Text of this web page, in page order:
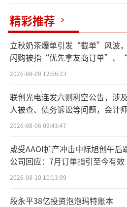
据了解，全球已获批
期被GSK、辉瑞等国际药
品MKK100带状疱疹疫苗有
新型佐剂获批上市的国产
胞病毒RSV疫苗MKK900
段，有望成为首个获批上
公司3款新型佐剂产品被纳
库，为国内被纳入品种最
不过，从公司透露的
时点来看，迈科康带状孢
营收放量还需假以时日。
精彩推荐
立秋奶茶爆单引发“截单”风波
闪购被指“优先拿友商订单”、
贵的拿”
2026-08-09 12:56:23
联创光电连发六则利空公告，涉
人被查、债务诉讼等问题，会计
所曾出具“保留意见”
2026-08-06 09:43:47
或受AAOI扩产冲击中际旭创午后
公司回应：7月订单指引至今有效
2026-08-10 10:13:09
段永平38亿投资泡泡玛特账本